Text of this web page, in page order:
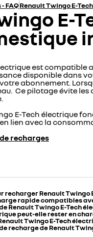
FAQRenault Twingo E-
E-
est
disponible dans
abonnement.
Ce pilotage évite
E-Tech électrique
lien avec la
recharges
recharger Renault
rapide compatibles
Renault Twingo E-Tech
peut-elle rester en
Twingo E-Tech
recharge de Renault